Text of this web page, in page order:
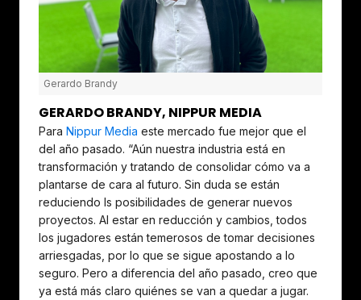
Gerardo Brandy
GERARDO BRANDY, NIPPUR MEDIA
Para Nippur Media este mercado fue mejor que el
del año pasado. “Aún nuestra industria está en
transformación y tratando de consolidar cómo va a
plantarse de cara al futuro. Sin duda se están
reduciendo ls posibilidades de generar nuevos
proyectos. Al estar en reducción y cambios, todos
los jugadores están temerosos de tomar decisiones
arriesgadas, por lo que se sigue apostando a lo
seguro. Pero a diferencia del año pasado, creo que
ya está más claro quiénes se van a quedar a jugar.